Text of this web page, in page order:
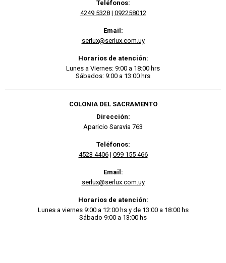
Teléfonos:
4249 5328| 092258012
Email:
serlux@serlux.com.uy
Horarios de atención:
Lunes a Viernes: 9:00 a 18:00 hrs
Sábados: 9:00 a 13:00 hrs
COLONIA DEL SACRAMENTO
Dirección:
Aparicio Saravia 763
Teléfonos:
4523 4406| 099 155 466
Email:
serlux@serlux.com.uy
Horarios de atención:
Lunes a viernes 9:00 a 12:00 hs y de 13:00 a 18:00 hs
Sábado 9:00 a 13:00 hs